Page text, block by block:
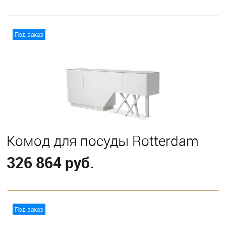
Под заказ
Комод для посуды Rotterdam
326 864 руб.
Под заказ